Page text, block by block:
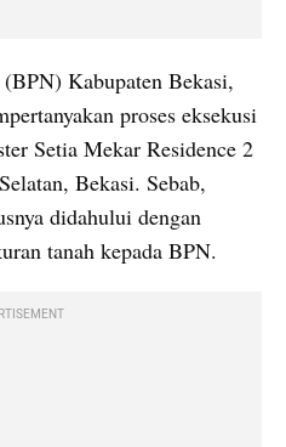
Kabupaten Bekasi,
proses eksekusi
Setia Mekar Residence 2
Bekasi. Sebab,
didahului dengan
tanah kepada BPN.